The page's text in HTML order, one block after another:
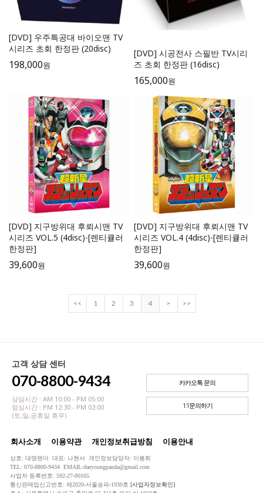
[DVD] 우주특공대 바이오맨 TV
시리즈 초회 한정판 (20disc)
198,000원
[DVD] 시공전사 스필반 TV시리
즈 초회 한정판 (16disc)
165,000원
[DVD] 지구방위대 후뢰시맨 TV
시리즈 VOL.5 (4disc)-[렌티큘러
한정판]
39,600원
[DVD] 지구방위대 후뢰시맨 TV
시리즈 VOL.4 (4disc)-[렌티큘러
한정판]
39,600원
<< 1 2 3 4 > >>
고객 상담 센터
070-8800-9434
상담시간 : AM 10:00 - PM 05:00
점심시간 : PM 12:30 - PM 02:00
(토,일,공휴일 휴무)
카카오톡 문의
1:1문의하기
회사소개 이용약관 개인정보취급방침 이용안내
상호: 대영팬더 대표: 나현서 개인정보담당자: 이봉희
TEL: 070-8800-9434 EMAIL:daeyoungpanda@gmail.com
사업자 등록번호: 592-27-00165
통신판매업신고번호: 제2020-서울송파-1930호 [사업자정보확인]